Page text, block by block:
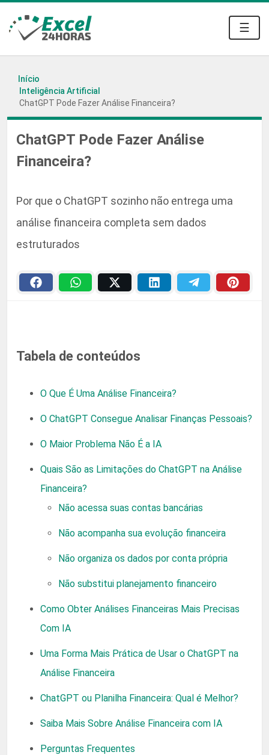
☰
Início
Inteligência Artificial
ChatGPT Pode Fazer Análise Financeira?
ChatGPT Pode Fazer Análise
Financeira?
Por que o ChatGPT sozinho não entrega uma
análise financeira completa sem dados
estruturados
Tabela de conteúdos
O Que É Uma Análise Financeira?
O ChatGPT Consegue Analisar Finanças Pessoais?
O Maior Problema Não É a IA
Quais São as Limitações do ChatGPT na Análise
Financeira?
Não acessa suas contas bancárias
Não acompanha sua evolução financeira
Não organiza os dados por conta própria
Não substitui planejamento financeiro
Como Obter Análises Financeiras Mais Precisas
Com IA
Uma Forma Mais Prática de Usar o ChatGPT na
Análise Financeira
ChatGPT ou Planilha Financeira: Qual é Melhor?
Saiba Mais Sobre Análise Financeira com IA
Perguntas Frequentes